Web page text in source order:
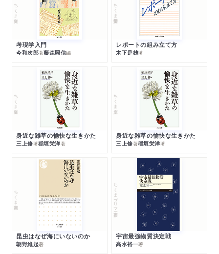
ちくま文庫
考現学入門
今和次郎著藤森照信編
ちくま学芸文庫
レポートの組み立て方
木下是雄著
ちくま文庫
身近な雑草の愉快な生きかた
三上修著稲垣栄洋著
ちくま文庫
身近な雑草の愉快な生きかた
三上修著稲垣栄洋著
ちくま新書
昆虫はなぜ海にいないのか
朝野維起著
ちくまプリマー新書
宇宙最強物質決定戦
高水裕一著